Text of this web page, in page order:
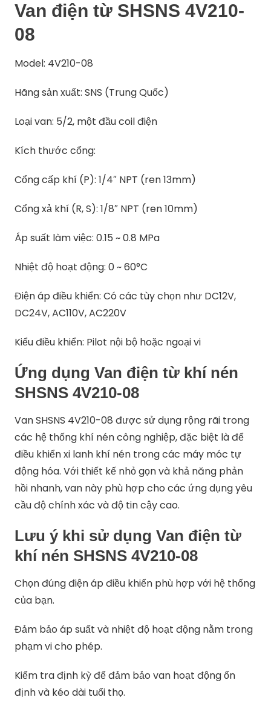
Van điện từ SHSNS 4V210-
08
Model: 4V210-08
Hãng sản xuất: SNS (Trung Quốc)
Loại van: 5/2, một đầu coil điện
Kích thước cổng:
Cổng cấp khí (P): 1/4″ NPT (ren 13mm)
Cổng xả khí (R, S): 1/8″ NPT (ren 10mm)
Áp suất làm việc: 0.15 ~ 0.8 MPa
Nhiệt độ hoạt động: 0 ~ 60°C
Điện áp điều khiển: Có các tùy chọn như DC12V,
DC24V, AC110V, AC220V
Kiểu điều khiển: Pilot nội bộ hoặc ngoại vi
Ứng dụng Van điện từ khí nén
SHSNS 4V210-08
Van SHSNS 4V210-08 được sử dụng rộng rãi trong
các hệ thống khí nén công nghiệp, đặc biệt là để
điều khiển xi lanh khí nén trong các máy móc tự
động hóa. Với thiết kế nhỏ gọn và khả năng phản
hồi nhanh, van này phù hợp cho các ứng dụng yêu
cầu độ chính xác và độ tin cậy cao.
Lưu ý khi sử dụng Van điện từ
khí nén SHSNS 4V210-08
Chọn đúng điện áp điều khiển phù hợp với hệ thống
của bạn.
Đảm bảo áp suất và nhiệt độ hoạt động nằm trong
phạm vi cho phép.
Kiểm tra định kỳ để đảm bảo van hoạt động ổn
định và kéo dài tuổi thọ.​